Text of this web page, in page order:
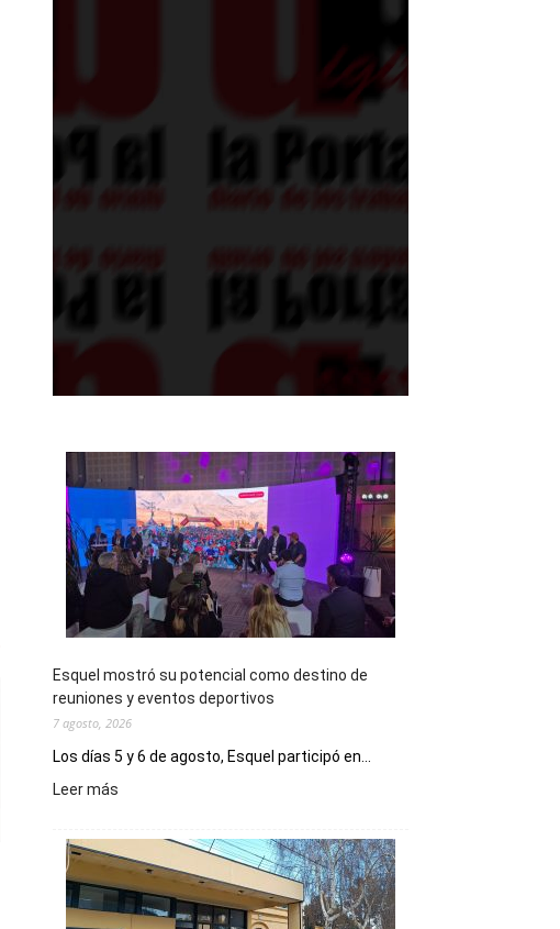
Esquel mostró su potencial como destino de
reuniones y eventos deportivos
7 agosto, 2026
Los días 5 y 6 de agosto, Esquel participó en...
Leer más
su
potencial
como